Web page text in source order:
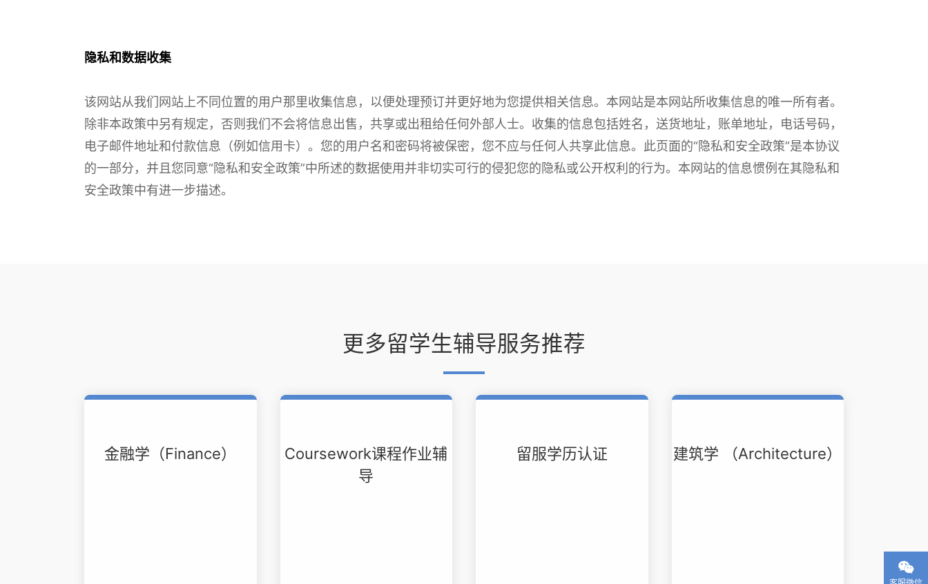
隐私和数据收集
该网站从我们网站上不同位置的用户那里收集信息，以便处理预订并更好地为您提供相关信息。本网站是本网站所收集信息的唯一所有者。
除非本政策中另有规定，否则我们不会将信息出售，共享或出租给任何外部人士。收集的信息包括姓名，送货地址，账单地址，电话号码，
电子邮件地址和付款信息（例如信用卡）。您的用户名和密码将被保密，您不应与任何人共享此信息。此页面的“隐私和安全政策”是本协议
的一部分，并且您同意“隐私和安全政策”中所述的数据使用并非切实可行的侵犯您的隐私或公开权利的行为。本网站的信息惯例在其隐私和
安全政策中有进一步描述。
更多留学生辅导服务推荐
金融学（Finance）
Coursework课程作业辅
导
留服学历认证 建筑学 （Architecture）
